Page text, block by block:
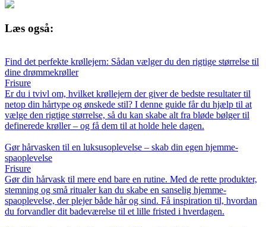
Læs også:
Find det perfekte krøllejern: Sådan vælger du den rigtige størrelse til
dine drømmekrøller
Frisure
Er du i tvivl om, hvilket krøllejern der giver de bedste resultater til
netop din hårtype og ønskede stil? I denne guide får du hjælp til at
vælge den rigtige størrelse, så du kan skabe alt fra bløde bølger til
definerede krøller – og få dem til at holde hele dagen.
Gør hårvasken til en luksusoplevelse – skab din egen hjemme-
spaoplevelse
Frisure
Gør din hårvask til mere end bare en rutine. Med de rette produkter,
stemning og små ritualer kan du skabe en sanselig hjemme-
spaoplevelse, der plejer både hår og sind. Få inspiration til, hvordan
du forvandler dit badeværelse til et lille fristed i hverdagen.